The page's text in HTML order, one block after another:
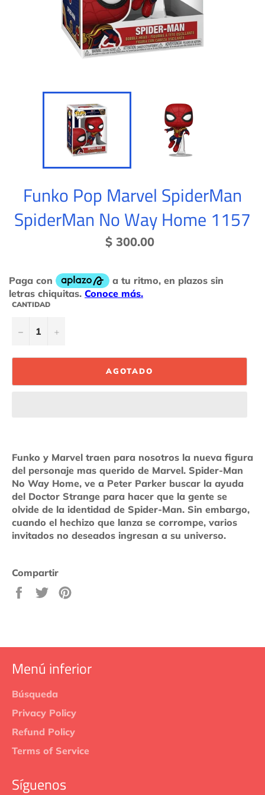
Funko Pop Marvel SpiderMan
SpiderMan No Way Home 1157
Precio
habitual
$ 300.00
CANTIDAD
− +
AGOTADO
Funko y Marvel traen para nosotros la nueva figura
del personaje mas querido de Marvel. Spider-Man
No Way Home, ve a Peter Parker buscar la ayuda
del Doctor Strange para hacer que la gente se
olvide de la identidad de Spider-Man. Sin embargo,
cuando el hechizo que lanza se corrompe, varios
invitados no deseados ingresan a su universo.
Compartir
Compartir
Tuitear
Menú inferior
Búsqueda
Privacy Policy
Refund Policy
Terms of Service
Síguenos